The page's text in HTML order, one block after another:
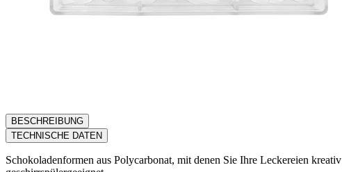
BESCHREIBUNG
TECHNISCHE DATEN
Schokoladenformen aus Polycarbonat, mit denen Sie Ihre Leckereien